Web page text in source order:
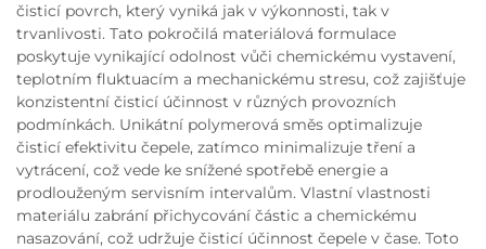
čisticí povrch, který vyniká jak v výkonnosti, tak v
trvanlivosti. Tato pokročilá materiálová formulace
poskytuje vynikající odolnost vůči chemickému vystavení,
teplotním fluktuacím a mechanickému stresu, což zajišťuje
konzistentní čisticí účinnost v různých provozních
podmínkách. Unikátní polymerová směs optimalizuje
čisticí efektivitu čepele, zatímco minimalizuje tření a
vytrácení, což vede ke snížené spotřebě energie a
prodlouženým servisním intervalům. Vlastní vlastnosti
materiálu zabrání přichycování částic a chemickému
nasazování, což udržuje čisticí účinnost čepele v čase. Toto